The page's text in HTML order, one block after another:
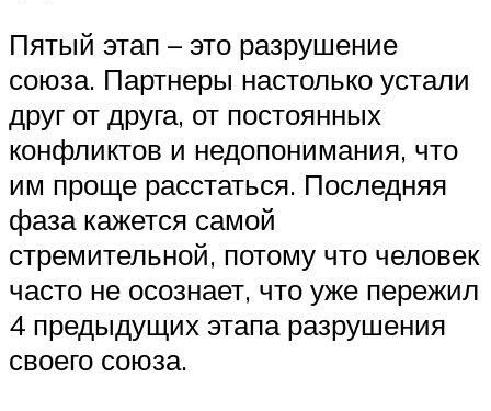
Пятый этап – это разрушение
союза. Партнеры настолько устали
друг от друга, от постоянных
конфликтов и недопонимания, что
им проще расстаться. Последняя
фаза кажется самой
стремительной, потому что человек
часто не осознает, что уже пережил
4 предыдущих этапа разрушения
своего союза.